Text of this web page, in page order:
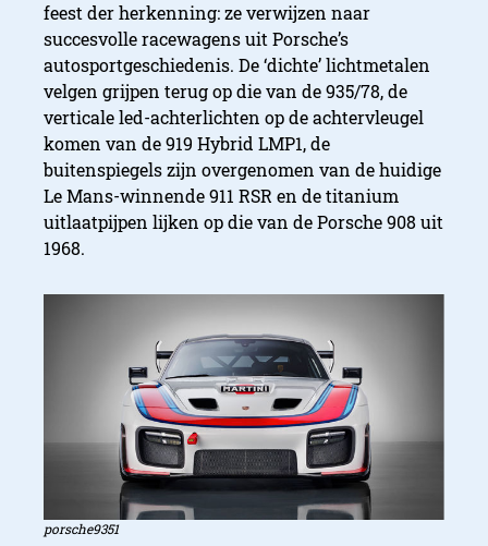
feest der herkenning: ze verwijzen naar
succesvolle racewagens uit Porsche’s
autosportgeschiedenis. De ‘dichte’ lichtmetalen
velgen grijpen terug op die van de 935/78, de
verticale led-achterlichten op de achtervleugel
komen van de 919 Hybrid LMP1, de
buitenspiegels zijn overgenomen van de huidige
Le Mans-winnende 911 RSR en de titanium
uitlaatpijpen lijken op die van de Porsche 908 uit
1968.
porsche9351